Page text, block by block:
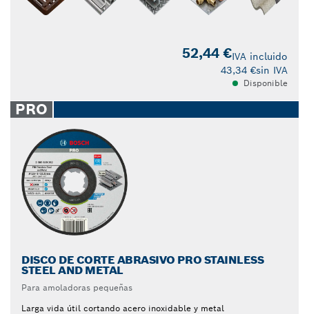
52,44 €IVA incluido
43,34 €sin IVA
Disponible
PRO
DISCO DE CORTE ABRASIVO PRO STAINLESS
STEEL AND METAL
Para amoladoras pequeñas
Larga vida útil cortando acero inoxidable y metal